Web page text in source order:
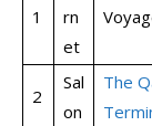
1
rn
et
2
Sal
on
The